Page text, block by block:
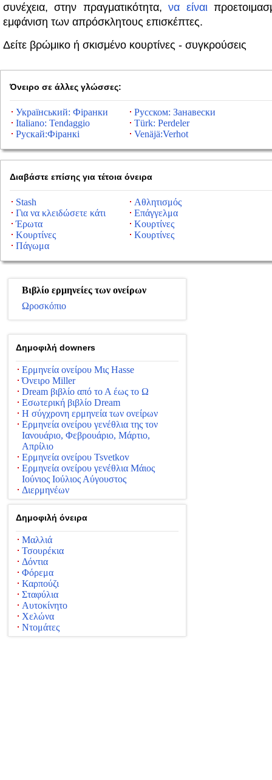
συνέχεια, στην πραγματικότητα,να είναι
εμφάνιση των απρόσκλητους επισκέπτες.
Δείτε βρώμικο ή σκισμένο κουρτίνες - συγκρούσεις
Όνειρο σε άλλες γλώσσες:
Український: Фіранки
Русском: Занавески
Italiano: Tendaggio
Türk: Perdeler
Рускай:Фіранкі
Venäjä:Verhot
Διαβάστε επίσης για τέτοια όνειρα
Stash
Αθλητισμός
Για να κλειδώσετε κάτι
Επάγγελμα
Έρωτα
Κουρτίνες
Κουρτίνες
Κουρτίνες
Πάγωμα
Βιβλίο ερμηνείες των ονείρων
Ωροσκόπιο
Δημοφιλή downers
Ερμηνεία ονείρου Μις Hasse
Όνειρο Miller
Dream βιβλίο από το Α έως το Ω
Εσωτερική βιβλίο Dream
Η σύγχρονη ερμηνεία των ονείρων
Ερμηνεία ονείρου γενέθλια της τον
Ιανουάριο, Φεβρουάριο, Μάρτιο,
Απρίλιο
Ερμηνεία ονείρου Tsvetkov
Ερμηνεία ονείρου γενέθλια Μάιος
Ιούνιος Ιούλιος Αύγουστος
Διερμηνέων
Δημοφιλή όνειρα
Μαλλιά
Τσουρέκια
Δόντια
Φόρεμα
Καρπούζι
Σταφύλια
Αυτοκίνητο
Χελώνα
Ντομάτες